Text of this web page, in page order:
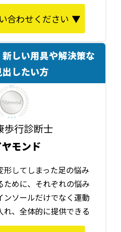
合わせください
しい用具や解決策な
出したい方
歩行診断士
モンド
形してしまった足の悩み
ために、それぞれの悩み
ンソールだけでなく運動
、全体的に提供できる